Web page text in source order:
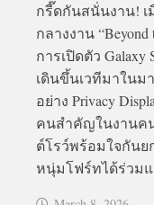
กรี๊ดกันสนั่นงาน!
กลางงาน
การเปิดตัว
เดินขึ้นเวทีมาในม
อย่าง Privacy
คนสำคัญในงานค
ต์โรว์พร้อมใจกัน
หนุ่มโฟร์ทได้ร่วมแ